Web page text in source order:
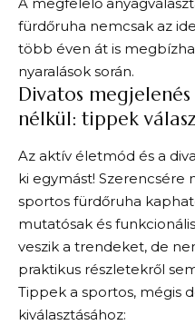
A megfelelő
fürdőruha nemcsak az
több éven át is
nyaralások során.
Divatos
nélkül: tippek
Az aktív életmód és a
ki egymást!
sportos fürdőruha
mutatósak és
veszik a trendeket, de
praktikus részletekről
Tippek a sportos, mégis
kiválasztásához: